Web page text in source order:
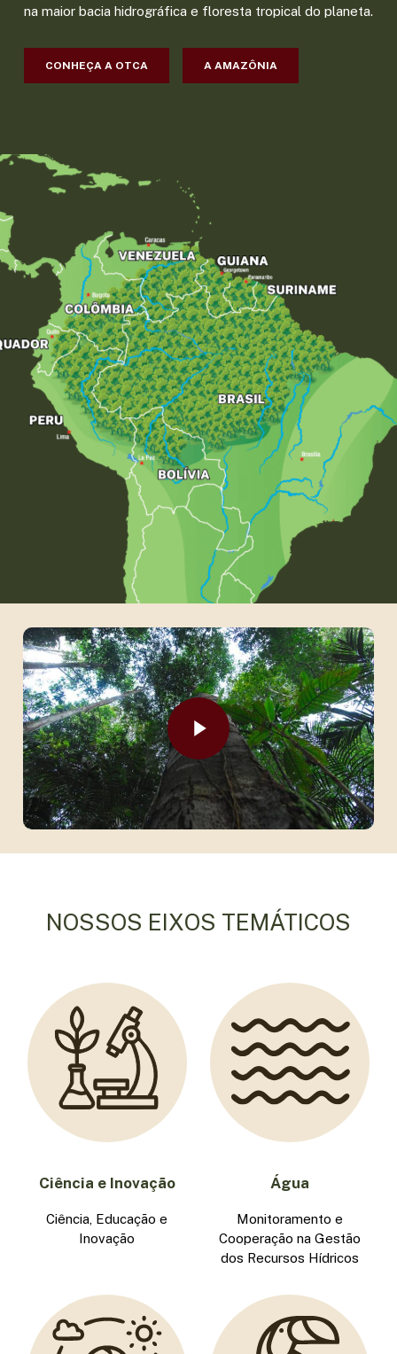
na maior bacia hidrográfica e floresta tropical do planeta.
CONHEÇA A OTCA A AMAZÔNIA
Play Video
Play Video
NOSSOS EIXOS TEMÁTICOS
Ciência e Inovação
Ciência, Educação e
Inovação
Água
Monitoramento e
Cooperação na Gestão
dos Recursos Hídricos